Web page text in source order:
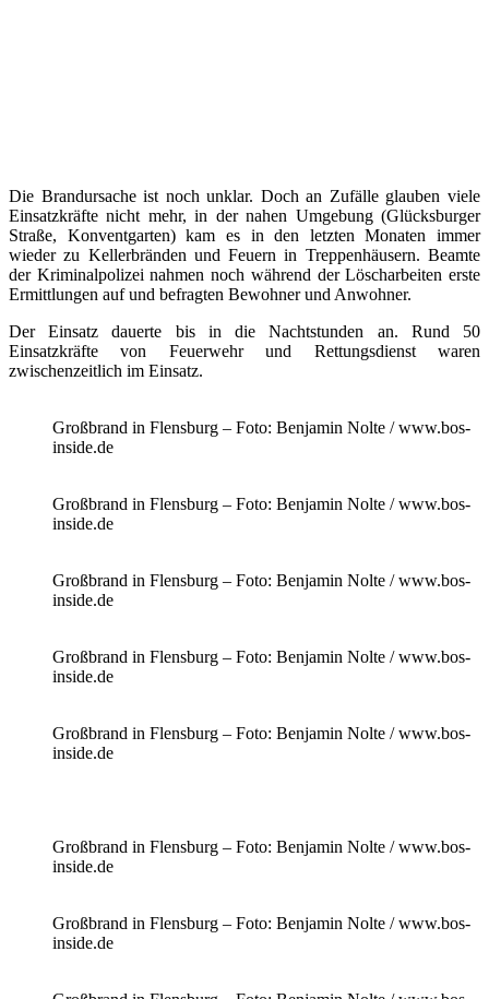
Die Brandursache ist noch unklar. Doch an Zufälle glauben viele
Einsatzkräfte nicht mehr, in der nahen Umgebung (Glücksburger
Straße, Konventgarten) kam es in den letzten Monaten immer
wieder zu Kellerbränden und Feuern in Treppenhäusern. Beamte
der Kriminalpolizei nahmen noch während der Löscharbeiten erste
Ermittlungen auf und befragten Bewohner und Anwohner.
Der Einsatz dauerte bis in die Nachtstunden an. Rund 50
Einsatzkräfte von Feuerwehr und Rettungsdienst waren
zwischenzeitlich im Einsatz.
Großbrand in Flensburg – Foto: Benjamin Nolte / www.bos-
inside.de
Großbrand in Flensburg – Foto: Benjamin Nolte / www.bos-
inside.de
Großbrand in Flensburg – Foto: Benjamin Nolte / www.bos-
inside.de
Großbrand in Flensburg – Foto: Benjamin Nolte / www.bos-
inside.de
Großbrand in Flensburg – Foto: Benjamin Nolte / www.bos-
inside.de
Großbrand in Flensburg – Foto: Benjamin Nolte / www.bos-
inside.de
Großbrand in Flensburg – Foto: Benjamin Nolte / www.bos-
inside.de